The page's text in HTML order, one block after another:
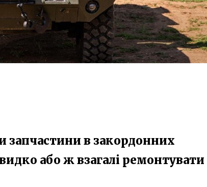
запчастини в закордонних
або ж взагалі ремонтувати